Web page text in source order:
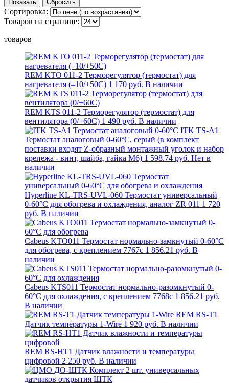
Сортировка:
Товаров на странице:
товаров
REM KTO 011-2 Терморегулятор (термостат) для
нагревателя (–10/+50С) 1 170 руб. В наличии
REM KTS 011-2 Терморегулятор (термостат) для
вентилятора (0/+60С) 1 490 руб. В наличии
ITK TS-A1
Термостат аналоговый 0-60°С, серый (в комплект
поставки входят Z-образный монтажный уголок и набор
крепежа - винт, шайба, гайка M6) 1 598.74 руб. Нет в
наличии
Hyperline KL-TRS-UVL-060 Термостат универсальный
0-60°C для обогрева и охлаждения, аналог ZR 011 1 720
руб. В наличии
Cabeus KTO011 Термостат нормально-замкнутый 0-60°C
для обогрева, с креплением 7767c 1 856.21 руб. В
наличии
Cabeus KTS011 Термостат нормально-разомкнутый 0-
60°C для охлаждения, с креплением 7768c 1 856.21 руб.
В наличии
REM RS-T1
Датчик температуры 1-Wire 1 920 руб. В наличии
REM RS-HT1 Датчик влажности и температуры
цифровой 2 250 руб. В наличии